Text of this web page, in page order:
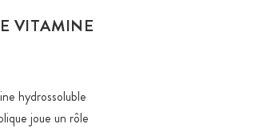
VITAMINE
hydrossoluble
joue un rôle